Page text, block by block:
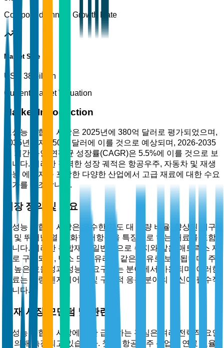
Compound Annual Growth Rate
Market Size
USD 38 billion
Current Market Valuation
Market Introduction
고성능 복합재 시장은 2025년에 380억 달러로 평가되었으며,
2035년까지 650억 달러에 이를 것으로 예상되며, 2026-2035
년 기간 동안 연평균 성장률(CAGR)은 5.5%에 이를 것으로 보
입니다. 이러한 강력한 성장 궤적은 항공우주, 자동차 및 재생
가능 에너지를 포함한 다양한 산업에서 고급 재료에 대한 수요
증가를 강조합니다.
시장 정의 및 개요
고성능 복합재 시장은 우수한 강도 대 중량 비율, 향상된 내구
성 및 뛰어난 열 및 화학 저항성을 특징으로 하는 재료를 포함
합니다. 이러한 복합재는 일반적으로 수지와 같은 매트릭스 재
료로 구성되며, 탄소 또는 유리와 같은 섬유로 보강됩니다. 주
로 높은 효율성과 성능이 요구되는 분야에서 사용되며, 이러한
재료는 경량 엔지니어링 및 구조적 응용 분야의 혁신에 필수적
입니다.
현재 시장 모멘텀 및 관련성
고성능 복합재 시장에 대한 급증하는 관심은 여러 전략적 요인
에 의해 촉진되고 있습니다. 첫째, 항공우주 산업의 연료 효율